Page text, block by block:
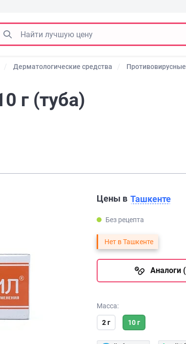
Дерматологические средства
г (туба)
Цены в Ташкенте
Без рецепта
Нет в Ташкенте
Аналоги
Масса:
2 г 10 г